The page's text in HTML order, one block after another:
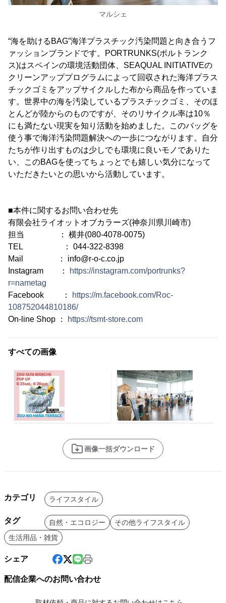
マルシェ
“海を助けるBAG”海洋プラスチック汚染問題と向き合うフ
ァッションブランドです。PORTRUNKS(ポルトランク
ス)はスペインの環境活動団体、SEAQUAL INITIATIVEの
クリーンアッププログラムによって回収された海洋プラス
チックゴミをアップサイクルした布から商品を作っていま
す。世界中の海を汚染しているプラスチックゴミ、そのほ
とんどが陸からのものですが、そのリサイクル率は10％
にも満たない現実を知り活動を始めました。このバッグを
使う事で海洋汚染問題解決への一歩につながります。自分
たちが作り出すものは少しでも環境に良いモノでありた
い、このBAGを使ってちょっとでも嬉しい気分になって
いただきたいとの思いから活動しています。
■本件に関するお問い合わせ先
有限会社ライオットオブカラーズ(神奈川県川崎市)
担当 ： 横井(080-4078-0075)
TEL ： 044-322-8398
Mail ： info@r-o-c.co.jp
Instagram ：
https://instagram.com/portrunks?
r=nametag
Facebook ：
https://m.facebook.com/Roc-
108752044810186/
On-line Shop ：
https://tsmt-store.com
すべての画像
画像一括ダウンロード
カテゴリ ライフスタイル
タグ 自然・エコロジー
その他ライフスタイル
生活用品・雑貨
シェア
配信企業へのお問い合わせ